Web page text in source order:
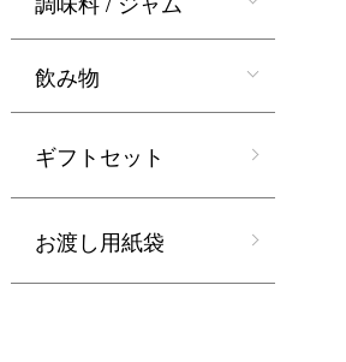
飲み物
ギフトセット
お渡し用紙袋